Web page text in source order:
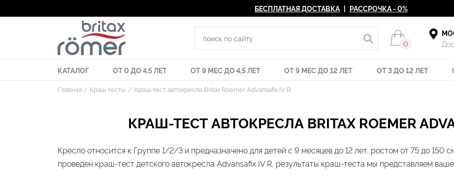
БЕСПЛАТНАЯ ДОСТАВКА | РАССРОЧКА - 0%
0
КАТАЛОГ
ОТ 0 ДО 4,5 ЛЕТ ОТ 9 МЕС ДО 4,5 ЛЕТ ОТ 9 МЕС ДО 12 ЛЕТ ОТ 3 ДО 12 ЛЕТ
Главная Краш-тесты Краш-тест автокресла Britax Roemer Advansafix IV R
КРАШ-ТЕСТ АВТОКРЕСЛА BRITAX ROEMER
Кресло относится к Группе 1/2/3 и предназначено для детей с 9 месяцев до 12 лет, ростом от 75 до 150
проведен краш-тест детского автокресла Advansafix IV R, результаты краш-теста мы представляем